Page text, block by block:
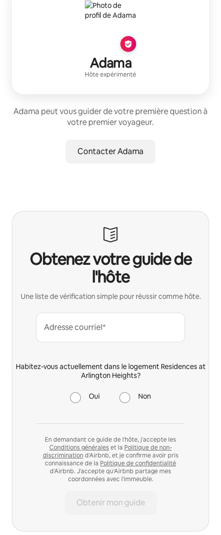
Adama
Hôte expérimenté
Adama peut vous guider de votre première question à
votre premier voyageur.
Contacter Adama
Obtenez votre guide de
l'hôte
Une liste de vérification simple pour réussir comme hôte.
Adresse courriel*
Habitez-vous actuellement dans le logement Residences at
Arlington Heights?
Oui Non
En demandant ce guide de l'hôte, j'accepte les
Conditions générales et la Politique de non-
discrimination d'Airbnb, et je confirme avoir pris
connaissance de la Politique de confidentialité
d'Airbnb. J'accepte qu'Airbnb partage mes
coordonnées avec l'immeuble.
Obtenir mon guide